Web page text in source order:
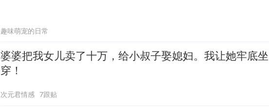
趣味萌宠的日常
婆婆把我女儿卖了十万，给小叔子娶媳妇。我让她牢底坐
穿！
次元君情感 7跟贴